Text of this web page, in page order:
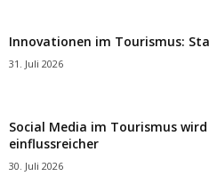
Innovationen im Tourismus:
31. Juli 2026
Social Media im Tourismus
einflussreicher
30. Juli 2026